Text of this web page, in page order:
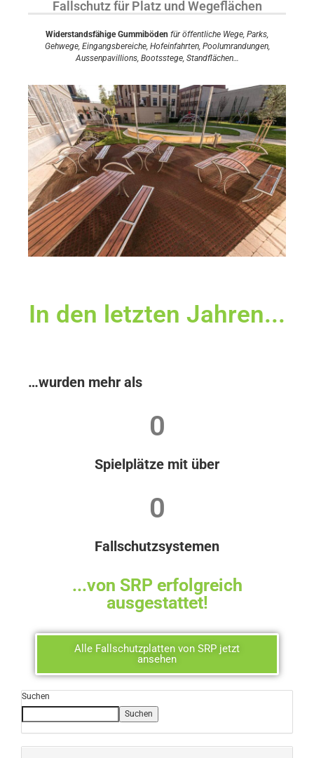
Fallschutz für Platz und Wegeflächen
Widerstandsfähige Gummiböden für öffentliche Wege, Parks,
Gehwege, Eingangsbereiche, Hofeinfahrten, Poolumrandungen,
Aussenpavillions, Bootsstege, Standflächen…
In den letzten Jahren...
…wurden mehr als
0
Spielplätze mit über
0
Fallschutzsystemen
...von SRP erfolgreich
ausgestattet!
Alle Fallschutzplatten von SRP jetzt
ansehen
Suchen
Suchen